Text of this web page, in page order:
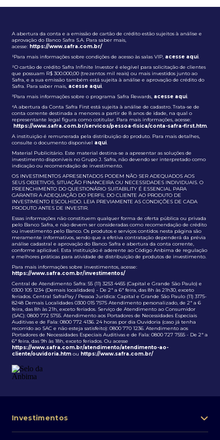
A abertura da conta e a emissão de cartão de crédito estão sujeitos à análise e
aprovação do Banco Safra S.A. Para saber mais,
acesse: https://www.safra.com.br/
¹Para mais informações sobre condições de acesso às salas VIP, acesse aqui.
²O cartão de crédito Safra Infinite Investor é elegível para solicitação de clientes
que possuam R$ 300.000,00 (trezentos mil reais) ou mais investidos junto ao
Safra, e a sua emissão também está sujeita à análise e aprovação de crédito do
Safra. Para saber mais, acesse aqui.
³Para mais informações sobre o programa Safra Rewards, acesse aqui.
⁴A abertura da Conta Safra First está sujeita à análise de cadastro. Trata-se de
conta corrente destinada a menores a partir de 8 anos de idade, na qual o
representante legal figura como cotitular. Para mais informações, acesse:
https://www.safra.com.br/servicos/pessoa-fisica/conta-safra-first.htm.
A instituição é remunerada pela distribuição do produto. Para mais detalhes,
consulte o documento disponível aqui.
Material Publicitário. Este material destina-se a apresentar as soluções de
investimento disponíveis no Grupo J. Safra, não devendo ser interpretado como
indicação ou recomendação de investimento.
OS INVESTIMENTOS APRESENTADOS PODEM NÃO SER ADEQUADOS AOS
SEUS OBJETIVOS, SITUAÇÃO FINANCEIRA OU NECESSIDADES INDIVIDUAIS. O
PREENCHIMENTO DO QUESTIONÁRIO SUITABILITY É ESSENCIAL PARA
GARANTIR A ADEQUAÇÃO DO PERFIL DO CLIENTE AO PRODUTO DE
INVESTIMENTO ESCOLHIDO. LEIA PREVIAMENTE AS CONDIÇÕES DE CADA
PRODUTO ANTES DE INVESTIR.
Essas informações não constituem qualquer forma de oferta pública ou privada
pelo Banco Safra, e não devem ser consideradas como recomendação de crédito
ou investimento pelo Banco. Os produtos e serviços contidos nesta página são
meramente informativos, sendo que a efetiva contratação dependerá da prévia
análise cadastral e aprovação do Banco Safra e abertura da conta corrente,
conforme aplicável. Esta instituição é aderente ao Código Anbima de regulação
e melhores práticas para atividade de distribuição de produtos de investimento.
Para mais informações sobre investimentos, acesse:
https://www.safra.com.br/investimentos/
Central de Atendimento Safra: 55 (11) 3253 4455 (Capital e Grande São Paulo) e
0300 105 1234 (Demais localidades) - De 2ª a 6ª feira, das 8h às 21h30, exceto
feriados. Central SafraPay / Pessoa Jurídica: Capital e Grande São Paulo (11) 3175-
8248 Demais Localidades 0300 015 7575 Atendimento personalizado, de 2ª a 6
feira, das 8h às 21h, exceto feriados. Serviço de Atendimento ao Consumidor
(SAC): 0800 772 5755. Atendimento aos Portadores de Necessidades Especiais
Auditivas e de Fala: 0800 772 4136. 24 horas por dia Ouvidoria (caso já tenha
recorrido ao SAC e não esteja satisfeito): 0800 770 1236. Atendimento aos
Portadores de Necessidades Especiais Auditivas e de Fala: 0800 727 7555 - De 2ª a
6ª feira, das 9h às 18h, exceto feriados. Ou acesse
https://www.safra.com.br/atendimento/atendimento-ao-
cliente/ouvidoria.htm ou https://www.safra.com.br/
Investimentos